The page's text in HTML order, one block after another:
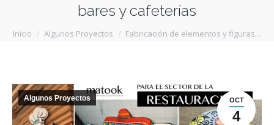
bares y cafeterías
Estás aquí:
Inicio Algunos Proyectos Fabricación de elementos y figuras…
OCT
4
Algunos Proyectos